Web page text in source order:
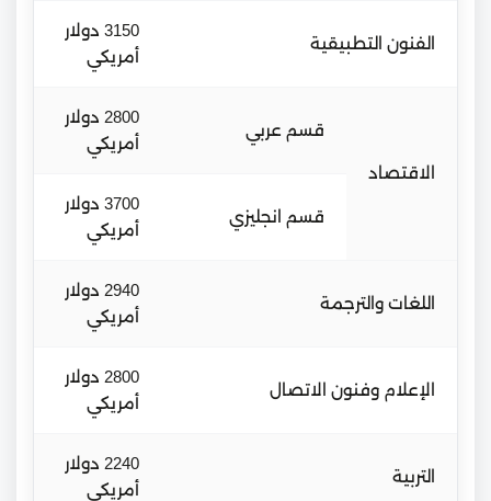
الفنون التطبيقية
3150 دولار
أمريكي
الاقتصاد
قسم عربي
2800 دولار
أمريكي
قسم انجليزي
3700 دولار
أمريكي
اللغات والترجمة
2940 دولار
أمريكي
الإعلام وفنون الاتصال
2800 دولار
أمريكي
التربية
2240 دولار
أمريكي